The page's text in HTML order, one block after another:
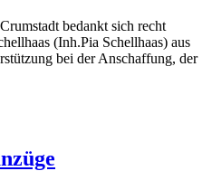
bedankt sich recht
(Inh.Pia Schellhaas) aus
bei der Anschaffung, der